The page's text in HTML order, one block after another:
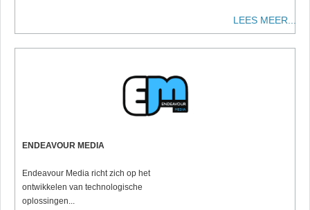
LEES MEER...
ENDEAVOUR MEDIA
Endeavour Media richt zich op het
ontwikkelen van technologische
oplossingen...